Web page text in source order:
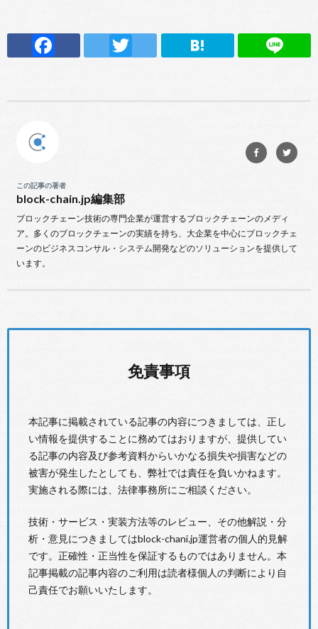
F
o
o
k
T
H
Li
この記事の著者
block-chain.jp編集部
ブロックチェーン技術の専門企業が運営するブロックチェーンのメディ
ア。多くのブロックチェーンの実績を持ち、大企業を中心にブロックチェ
ーンのビジネスコンサル・システム開発などのソリューションを提供して
います。
免責事項
本記事に掲載されている記事の内容につきましては、正し
い情報を提供することに務めてはおりますが、提供してい
る記事の内容及び参考資料からいかなる損失や損害などの
被害が発生したとしても、弊社では責任を負いかねます。
実施される際には、法律事務所にご相談ください。
技術・サービス・実装方法等のレビュー、その他解説・分
析・意見につきましてはblock-chani.jp運営者の個人的見解
です。正確性・正当性を保証するものではありません。本
記事掲載の記事内容のご利用は読者様個人の判断により自
己責任でお願いいたします。